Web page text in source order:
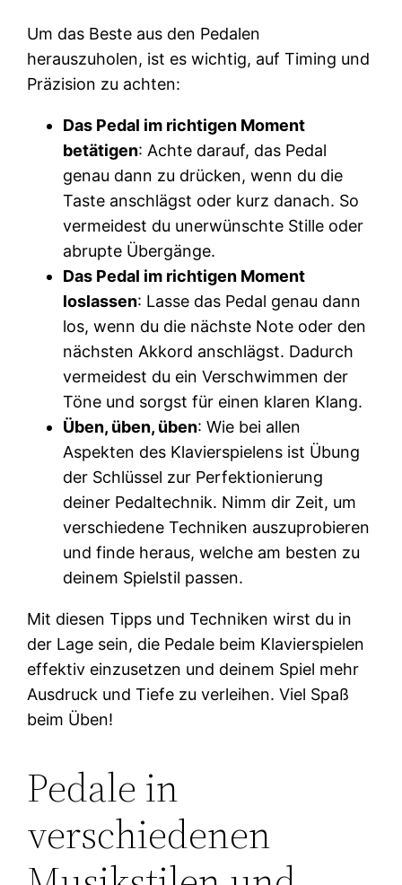
Um das Beste aus den Pedalen
herauszuholen, ist es wichtig, auf Timing und
Präzision zu achten:
Das Pedal im richtigen Moment
betätigen: Achte darauf, das Pedal
genau dann zu drücken, wenn du die
Taste anschlägst oder kurz danach. So
vermeidest du unerwünschte Stille oder
abrupte Übergänge.
Das Pedal im richtigen Moment
loslassen: Lasse das Pedal genau dann
los, wenn du die nächste Note oder den
nächsten Akkord anschlägst. Dadurch
vermeidest du ein Verschwimmen der
Töne und sorgst für einen klaren Klang.
Üben, üben, üben: Wie bei allen
Aspekten des Klavierspielens ist Übung
der Schlüssel zur Perfektionierung
deiner Pedaltechnik. Nimm dir Zeit, um
verschiedene Techniken auszuprobieren
und finde heraus, welche am besten zu
deinem Spielstil passen.
Mit diesen Tipps und Techniken wirst du in
der Lage sein, die Pedale beim Klavierspielen
effektiv einzusetzen und deinem Spiel mehr
Ausdruck und Tiefe zu verleihen. Viel Spaß
beim Üben!
Pedale in
verschiedenen